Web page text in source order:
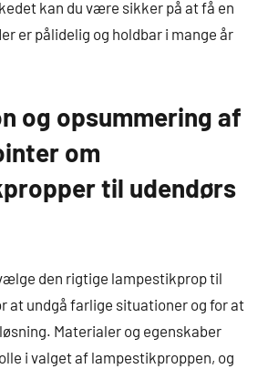
kan du være sikker på at få en
er pålidelig og holdbar i mange år
og opsummering af
om
til udendørs
den rigtige lampestikprop til
at undgå farlige situationer og for at
Materialer og egenskaber
i valget af lampestikproppen, og